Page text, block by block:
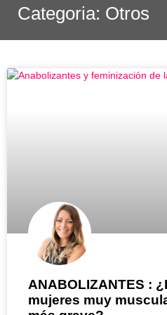
Categoria: Otros
ANABOLIZANTES :
mujeres muy